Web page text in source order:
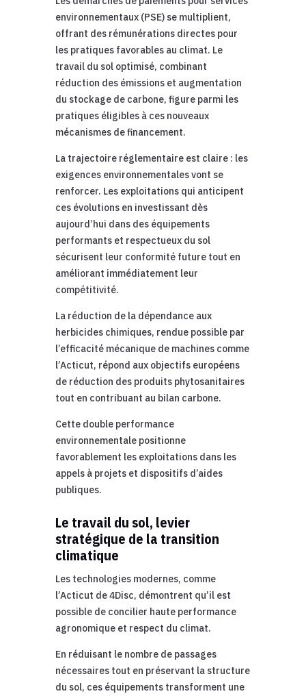
environnementaux (PSE) se multiplient,
offrant des rémunérations directes pour
les pratiques favorables au climat. Le
travail du sol optimisé, combinant
réduction des émissions et augmentation
du stockage de carbone, figure parmi les
pratiques éligibles à ces nouveaux
mécanismes de financement.
La trajectoire réglementaire est claire : les
exigences environnementales vont se
renforcer. Les exploitations qui anticipent
ces évolutions en investissant dès
aujourd’hui dans des équipements
performants et respectueux du sol
sécurisent leur conformité future tout en
améliorant immédiatement leur
compétitivité.
La réduction de la dépendance aux
herbicides chimiques, rendue possible par
l’efficacité mécanique de machines comme
l’Acticut, répond aux objectifs européens
de réduction des produits phytosanitaires
tout en contribuant au bilan carbone.
Cette double performance
environnementale positionne
favorablement les exploitations dans les
appels à projets et dispositifs d’aides
publiques.
Le travail du sol, levier
stratégique de la transition
climatique
Les technologies modernes, comme
l’Acticut de 4Disc, démontrent qu’il est
possible de concilier haute performance
agronomique et respect du climat.
En réduisant le nombre de passages
nécessaires tout en préservant la structure
du sol, ces équipements transforment une